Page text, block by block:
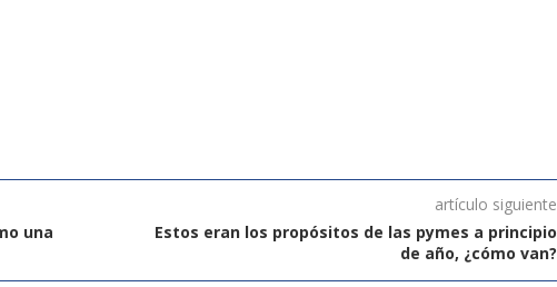
una
artículo siguiente
Estos eran los propósitos de las pymes a principio
de año, ¿cómo van?